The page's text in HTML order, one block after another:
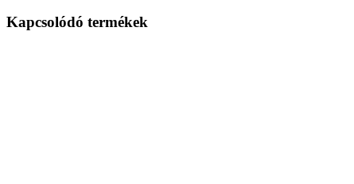
Kapcsolódó termékek